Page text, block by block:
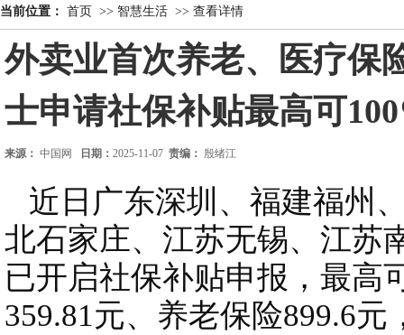
当前位置： 首页 >> 智慧生活 >> 查看详情
外卖业首次养老、医疗保
士申请社保补贴最高可
来源： 中国网 日期： 2025-11-07 责编： 殷绪江
近日广东深圳、福建福州
北石家庄、江苏无锡、江苏
已开启社保补贴申报，最高
359.81元、养老保险899.6